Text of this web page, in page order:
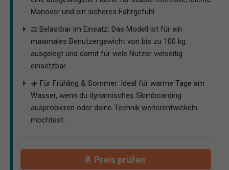
Manöver und ein sicheres Fahrgefühl.
⚖️ Belastbar im Einsatz: Das Modell ist für ein
maximales Benutzergewicht von bis zu 100 kg
ausgelegt und damit für viele Nutzer vielseitig
einsetzbar.
☀️ Für Frühling & Sommer: Ideal für warme Tage am
Wasser, wenn du dynamisches Skimboarding
ausprobieren oder deine Technik weiterentwickeln
möchtest.
Preis prüfen